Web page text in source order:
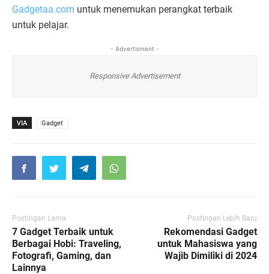
Gadgetaa.com untuk menemukan perangkat terbaik
untuk pelajar.
- Advertisment -
Responsive Advertisement
VIA Gadget
Postingan Lama
7 Gadget Terbaik untuk
Berbagai Hobi: Traveling,
Fotografi, Gaming, dan
Lainnya
Postingan Lebih Baru
Rekomendasi Gadget
untuk Mahasiswa yang
Wajib Dimiliki di 2024